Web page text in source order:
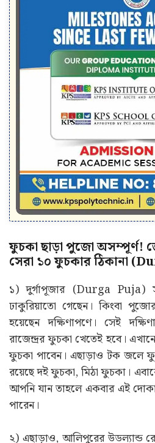
ফুচকা ছাড়া পুজো অসম্পূর্ণ!
সেরা ১০ ফুচকার ঠিকানা
১) দুর্গাপূজার (Durga Puja)
ঢাকুরিয়াতো গেছেন। কিংবা
হয়েছেন দক্ষিণাপণে। সেই
রাজেন্দ্রর ফুচকা খেতেই হবে।
ফুচকা পাবেন। এছাড়াও টক জলে
রয়েছে দই ফুচকা, মিঠা ফুচকা।
আপনি যান তাহলে একবার এই
পারেন।
২) এছাড়াও, আলিপুরের উডল্যান্ড